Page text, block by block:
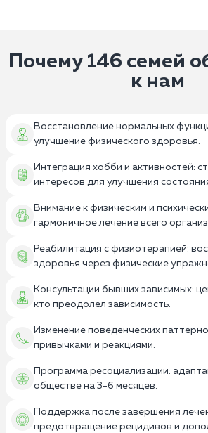
Почему 146 семей
к нам
Восстановление нормальных
улучшение физического здоровья.
Интеграция хобби и активностей:
интересов для улучшения
Внимание к физическим и
гармоничное лечение всего
Реабилитация с физиотерапией:
здоровья через физические
Консультации бывших зависимых:
кто преодолел зависимость.
Изменение поведенческих
привычками и реакциями.
Программа ресоциализации:
обществе на 3-6 месяцев.
Поддержка после завершения
предотвращение рецидивов и